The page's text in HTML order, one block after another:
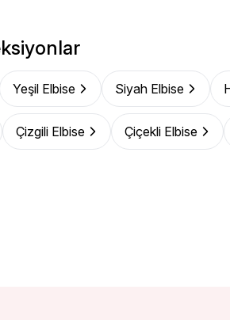
Yeşil Elbise Siyah Elbise
Çizgili Elbise Çiçekli Elbise